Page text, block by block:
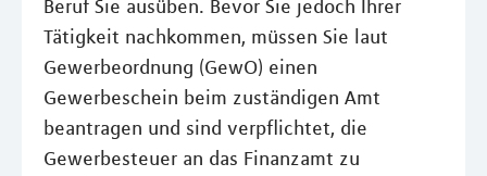
Beruf Sie ausüben. Bevor Sie jedoch Ihrer
Tätigkeit nachkommen, müssen Sie laut
Gewerbeordnung (GewO) einen
Gewerbeschein beim zuständigen Amt
beantragen und sind verpflichtet, die
Gewerbesteuer an das Finanzamt zu